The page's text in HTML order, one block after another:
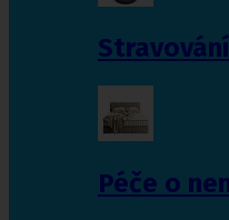
Stravování
Péče o